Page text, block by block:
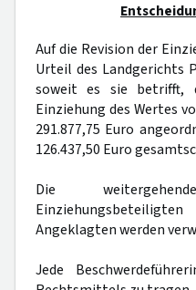
Auf die Revision der
Urteil des Landgerichts
soweit es sie betrifft,
Einziehung des Wertes
291.877,75 Euro
126.437,50 Euro
Die
Angeklagten werden
Jede